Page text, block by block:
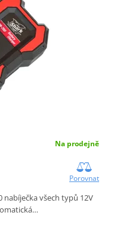
Na prodejně
Porovnat
nabíječka všech typů 12V